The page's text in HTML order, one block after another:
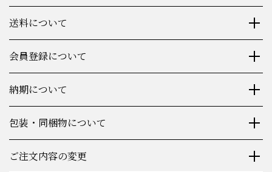
送料について
会員登録について
納期について
包装・同梱物について
ご注文内容の変更